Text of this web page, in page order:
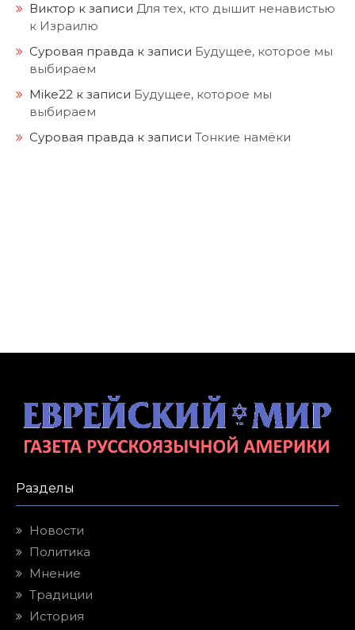
Виктор к записи Для тех, кто дышит ненавистью
к Израилю
Суровая правда к записи Будущее, которое мы
выбираем
Mike22 к записи Будущее, которое мы
выбираем
Суровая правда к записи Тонкие намёки
Разделы
Новости
Политика
Мнение
Традиции
История